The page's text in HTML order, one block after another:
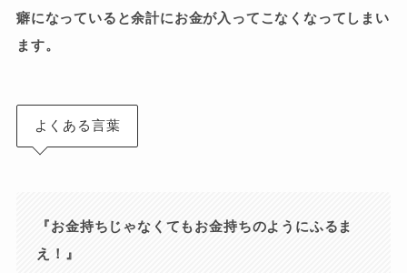
癖になっていると余計にお金が入ってこなくなってしまい
ます。
よくある言葉
『お金持ちじゃなくてもお金持ちのようにふるま
え！』